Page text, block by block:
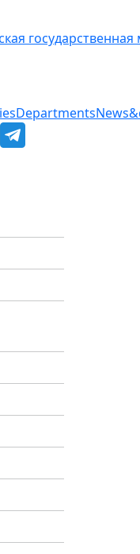
Departments